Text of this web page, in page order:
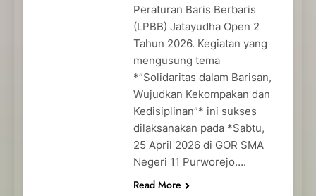
Peraturan Baris Berbaris
(LPBB) Jatayudha Open 2
Tahun 2026. Kegiatan yang
mengusung tema
*”Solidaritas dalam Barisan,
Wujudkan Kekompakan dan
Kedisiplinan”* ini sukses
dilaksanakan pada *Sabtu,
25 April 2026 di GOR SMA
Negeri 11 Purworejo….
Read More